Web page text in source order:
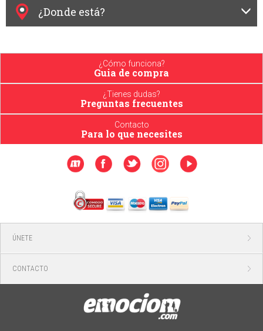
¿Donde está?
¿Cómo funciona?
Guia de compra
¿Tienes dudas?
Preguntas frecuentes
Contacto
Para lo que necesites
ÚNETE
CONTACTO